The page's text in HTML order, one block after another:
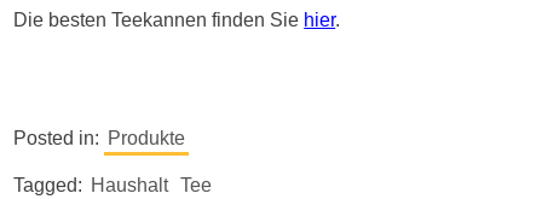
Die besten Teekannen finden Sie hier.
Posted in: Produkte
Tagged: Haushalt Tee